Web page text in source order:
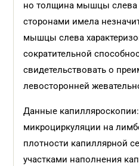
но толщина мышцы слева
сторонами имела
мышцы слева
сократительной
свидетельствовать о
левосторонней
Данные
микроциркуляции на
плотности капиллярной
участками наполнения